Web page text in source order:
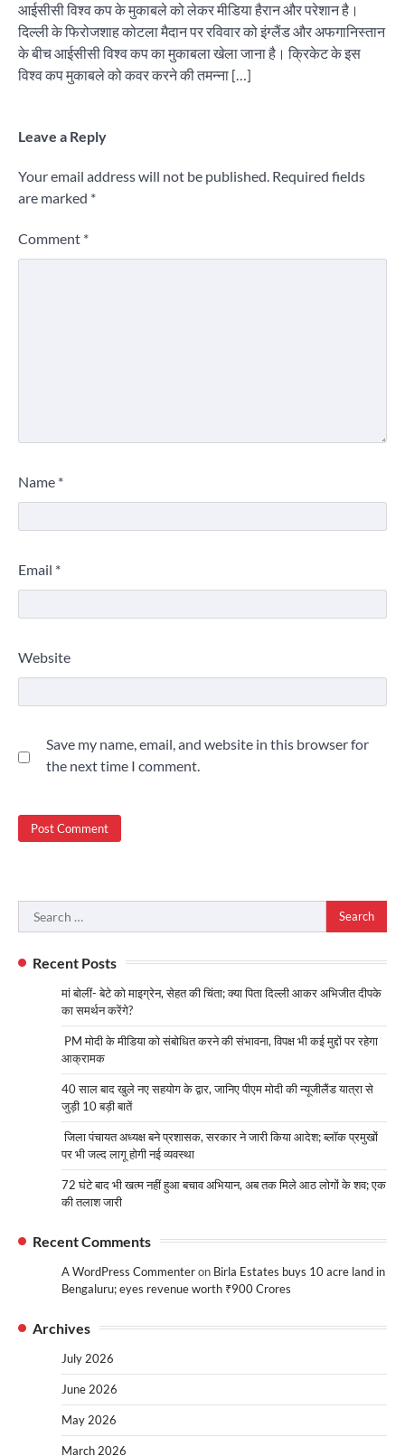
आईसीसी विश्व कप के मुकाबले को लेकर मीडिया हैरान और परेशान है।
दिल्ली के फिरोजशाह कोटला मैदान पर रविवार को इंग्लैंड और अफगानिस्तान
के बीच आईसीसी विश्व कप का मुकाबला खेला जाना है। क्रिकेट के इस
विश्व कप मुकाबले को कवर करने की तमन्ना […]
Leave a Reply
Your email address will not be published. Required fields
are marked *
Comment *
Name *
Email *
Website
Save my name, email, and website in this browser for
the next time I comment.
Search
for:
Recent Posts
मां बोलीं- बेटे को माइग्रेन, सेहत की चिंता; क्या पिता दिल्ली आकर अभिजीत दीपके
का समर्थन करेंगे?
PM मोदी के मीडिया को संबोधित करने की संभावना, विपक्ष भी कई मुद्दों पर रहेगा
आक्रामक
40 साल बाद खुले नए सहयोग के द्वार, जानिए पीएम मोदी की न्यूजीलैंड यात्रा से
जुड़ी 10 बड़ी बातें
जिला पंचायत अध्यक्ष बने प्रशासक, सरकार ने जारी किया आदेश; ब्लॉक प्रमुखों
पर भी जल्द लागू होगी नई व्यवस्था
72 घंटे बाद भी खत्म नहीं हुआ बचाव अभियान, अब तक मिले आठ लोगों के शव; एक
की तलाश जारी
Recent Comments
A WordPress Commenteron Birla Estates buys 10 acre land in
Bengaluru; eyes revenue worth ₹900 Crores
Archives
July 2026
June 2026
May 2026
March 2026